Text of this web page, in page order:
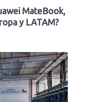
MateBook,
y LATAM?